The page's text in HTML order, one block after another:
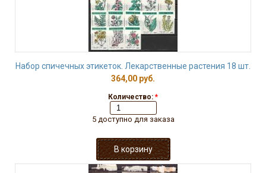
Набор спичечных этикеток. Лекарственные растения 18 шт.
364,00 руб.
Количество: *
5 доступно для заказа